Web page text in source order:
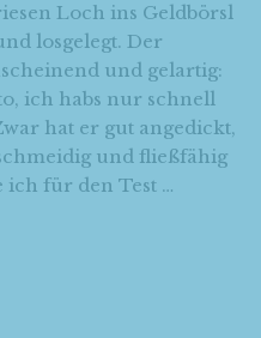
Loch ins Geldbörsl
losgelegt. Der
und gelartig:
ich habs nur schnell
hat er gut angedickt,
und fließfähig
ich für den Test …